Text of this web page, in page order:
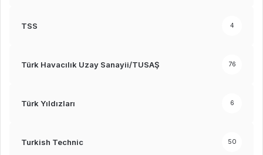
TSS 4
Türk Havacılık Uzay Sanayii/TUSAŞ 76
Türk Yıldızları 6
Turkish Technic 50